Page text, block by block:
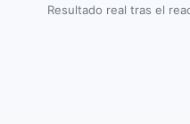
Resultado real tras el